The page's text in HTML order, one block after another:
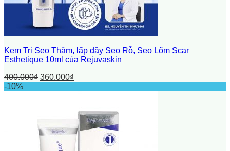
Kem Trị Sẹo Thâm, lấp đầy Sẹo Rỗ, Sẹo Lõm Scar
Esthetique 10ml của Rejuvaskin
400.000₫ 360.000₫
-10%